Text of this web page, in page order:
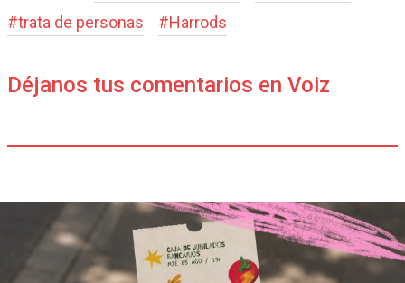
#trata de personas #Harrods
Déjanos tus comentarios en Voiz